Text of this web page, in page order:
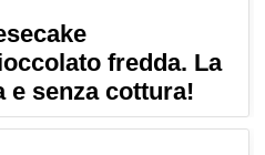
fredda. La
e senza cottura!